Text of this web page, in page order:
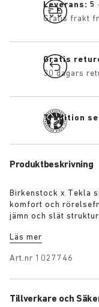
Leverans: 5
Gratis frakt
Gratis
30 dagars
Tradition
Produktbeskrivning
Birkenstock x Tekla
komfort och
jämn och slät
noppbildning och
Läs mer
Art.nr 1027746
Tillverkare och